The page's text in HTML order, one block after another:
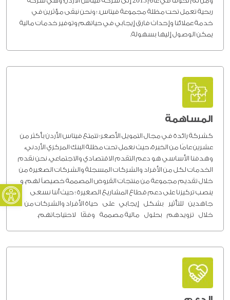
ربحية تعمل تحت مظلة مجموعة فيتاس. ؛ ونحن نبقى مؤثرين في
خدمة عملائنا وإحداث فارق إيجابي في حياتهم وتوفير خدمات مالية
يمكن الوصول إليها بسهولة.
المساهمة
كشركة رائدة في مجال التمويل الأصغر؛ تتمتع فيتاس الأردن بأكثر من
عشرين عامًا من الخبرة، حيث نعمل تحت مظلة البنك المركزي الأردني،
وهدفنا الأساسي هو دعم التقدم الاقتصادي والاجتماعي. نحن نقدم
الخدمات لكل من الأفراد والشركات المسجلة والشركات الصغيرة من
خلال تقديم مجموعة من منتجات القروض المصممة خصيصاً لهم. و
ينصب تركيزنا على دعم قطاع المشاريع الصغيرة ؛ حيث أننا نسعى
جاهدين للتأثير بشكل إيجابي على حياة الأفراد والشركات من
خلال تزويدهم بحلول مالية مصممة وفقًا لاحتياجاتهم.